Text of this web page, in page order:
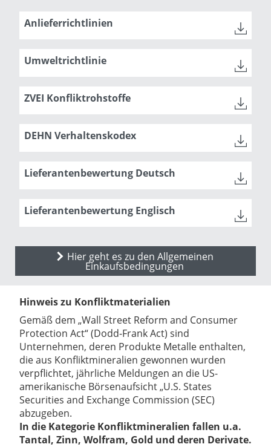
Anlieferrichtlinien
Umweltrichtlinie
ZVEI Konfliktrohstoffe
DEHN Verhaltenskodex
Lieferantenbewertung Deutsch
Lieferantenbewertung Englisch
Hier geht es zu den Allgemeinen
Einkaufsbedingungen
Hinweis zu Konfliktmaterialien
Gemäß dem „Wall Street Reform and Consumer
Protection Act“ (Dodd-Frank Act) sind
Unternehmen, deren Produkte Metalle enthalten,
die aus Konfliktmineralien gewonnen wurden
verpflichtet, jährliche Meldungen an die US-
amerikanische Börsenaufsicht „U.S. States
Securities and Exchange Commission (SEC)
abzugeben.
In die Kategorie Konfliktmineralien fallen u.a.
Tantal, Zinn, Wolfram, Gold und deren Derivate.